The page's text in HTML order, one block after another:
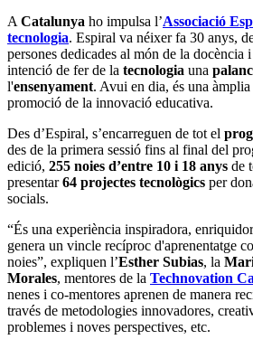
ACatalunya ho impulsa l’Associació
tecnologia. Espiral va néixer fa 30 anys,
persones dedicades al món de la docència
intenció de fer de la tecnologia una
l'ensenyament. Avui en dia, és una
promoció de la innovació educativa.
Des d’Espiral, s’encarreguen de tot el
des de la primera sessió fins al final del
edició, 255 noies d’entre 10 i 18 anys de
presentar64 projectes tecnològics per
socials.
“És una experiència inspiradora,
genera un vincle recíproc d'aprenentatge
noies”, expliquen l’Esther Subias, la
Morales, mentores de la Technovation
nenes i co-mentores aprenen de manera
través de metodologies innovadores,
problemes i noves perspectives, etc.